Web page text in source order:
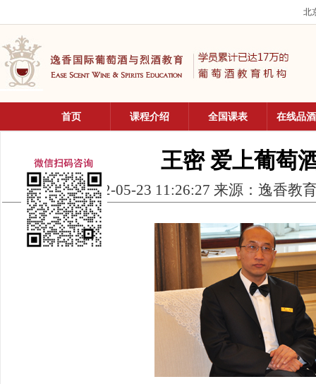
北
首页 课程介绍 全国课表 在线品
王密 爱上葡萄
2012-05-23 11:26:27 来源：逸香教